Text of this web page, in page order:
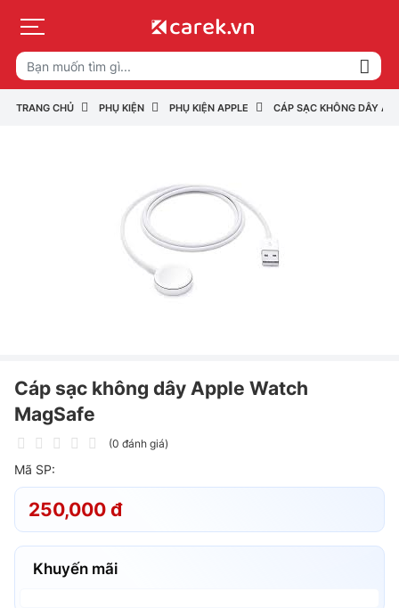
TRANG CHỦ PHỤ KIỆN PHỤ KIỆN APPLE CÁP SẠC KHÔNG DÂY
Cáp sạc không dây Apple Watch
MagSafe
(0 đánh giá)
Mã SP:
250,000 đ
Khuyến mãi